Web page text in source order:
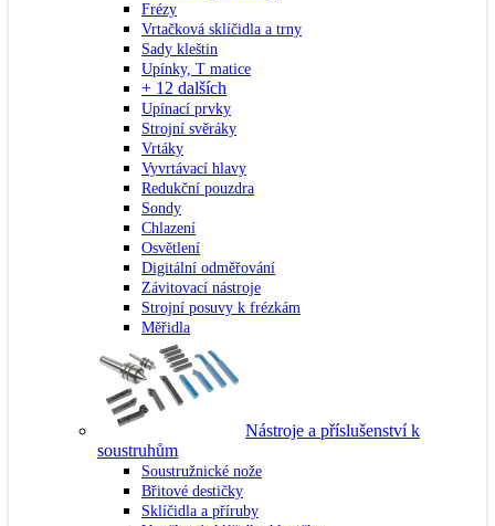
Frézy
Vrtačková sklíčidla a trny
Sady kleštin
Upínky, T matice
+ 12 dalších
Upínací prvky
Strojní svěráky
Vrtáky
Vyvrtávací hlavy
Redukční pouzdra
Sondy
Chlazení
Osvětlení
Digitální odměřování
Závitovací nástroje
Strojní posuvy k frézkám
Měřidla
Nástroje a příslušenství k
soustruhům
Soustružnické nože
Břitové destičky
Sklíčidla a příruby